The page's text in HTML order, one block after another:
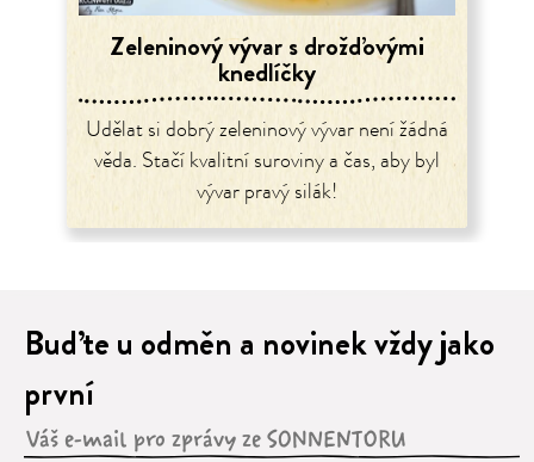
Zeleninový vývar s drožďovými
knedlíčky
Udělat si dobrý zeleninový vývar není žádná
věda. Stačí kvalitní suroviny a čas, aby byl
vývar pravý silák!
Buďte u odměn a novinek vždy jako
první